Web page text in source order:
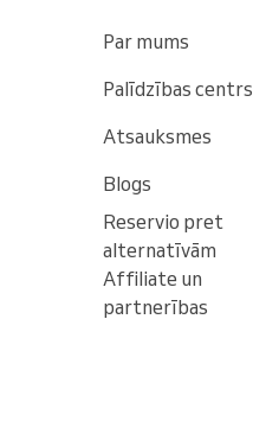
Par mums
Palīdzības centrs
Atsauksmes
Blogs
Reservio pret
alternatīvām
Affiliate un
partnerības